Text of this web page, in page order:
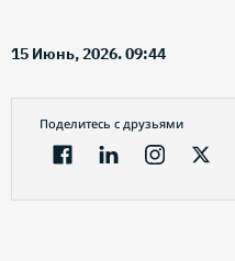
15 Июнь, 2026. 09:44
Поделитесь с друзьями